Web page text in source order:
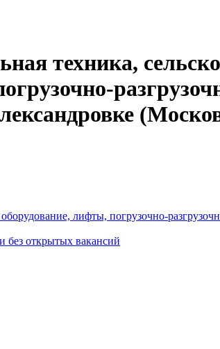
техника,
лифты, погрузочно-
без открытых вакансий